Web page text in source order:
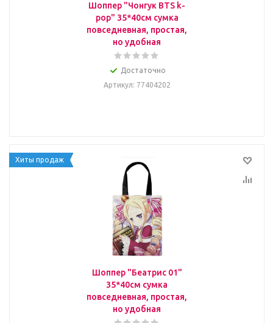
Шоппер "Чонгук BTS k-
pop" 35*40см сумка
повседневная, простая,
но удобная
Достаточно
Артикул: 77404202
Хиты продаж
Шоппер "Беатрис 01"
35*40см сумка
повседневная, простая,
но удобная